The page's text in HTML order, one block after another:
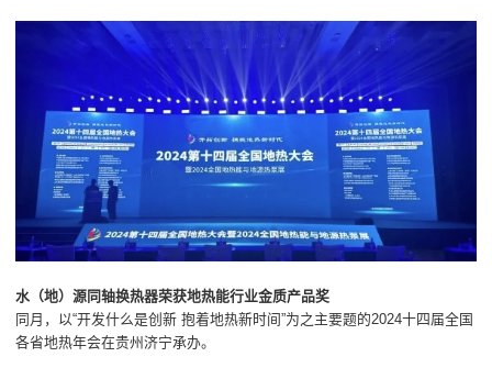
水（地）源同轴换热器荣获地热能行业金质产品奖
同月，以“开发什么是创新 抱着地热新时间”为之主要题的2024十四届全国
各省地热年会在贵州济宁承办。